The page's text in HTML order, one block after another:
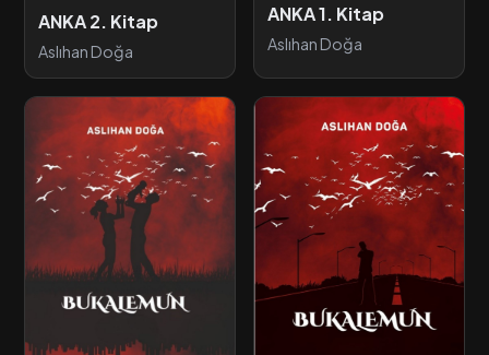
ANKA 2. Kitap
Aslıhan Doğa
ANKA 1. Kitap
Aslıhan Doğa